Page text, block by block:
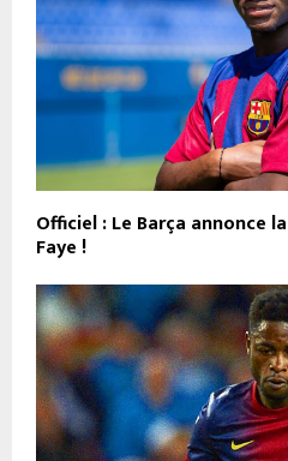
Officiel : Le Barça annonce
Faye !